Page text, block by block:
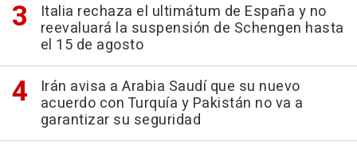
Italia rechaza el ultimátum de España y no
reevaluará la suspensión de Schengen hasta
el 15 de agosto
Irán avisa a Arabia Saudí que su nuevo
acuerdo con Turquía y Pakistán no va a
garantizar su seguridad